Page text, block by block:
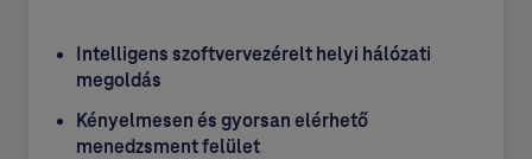
Intelligens szoftvervezérelt helyi hálózati
megoldás
Kényelmesen és gyorsan elérhető
menedzsment felület